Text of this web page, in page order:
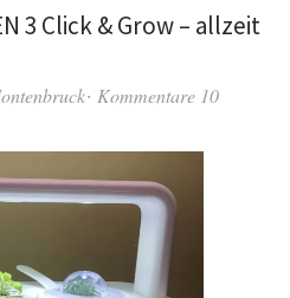
3 Click & Grow – allzeit
Kommentare 10